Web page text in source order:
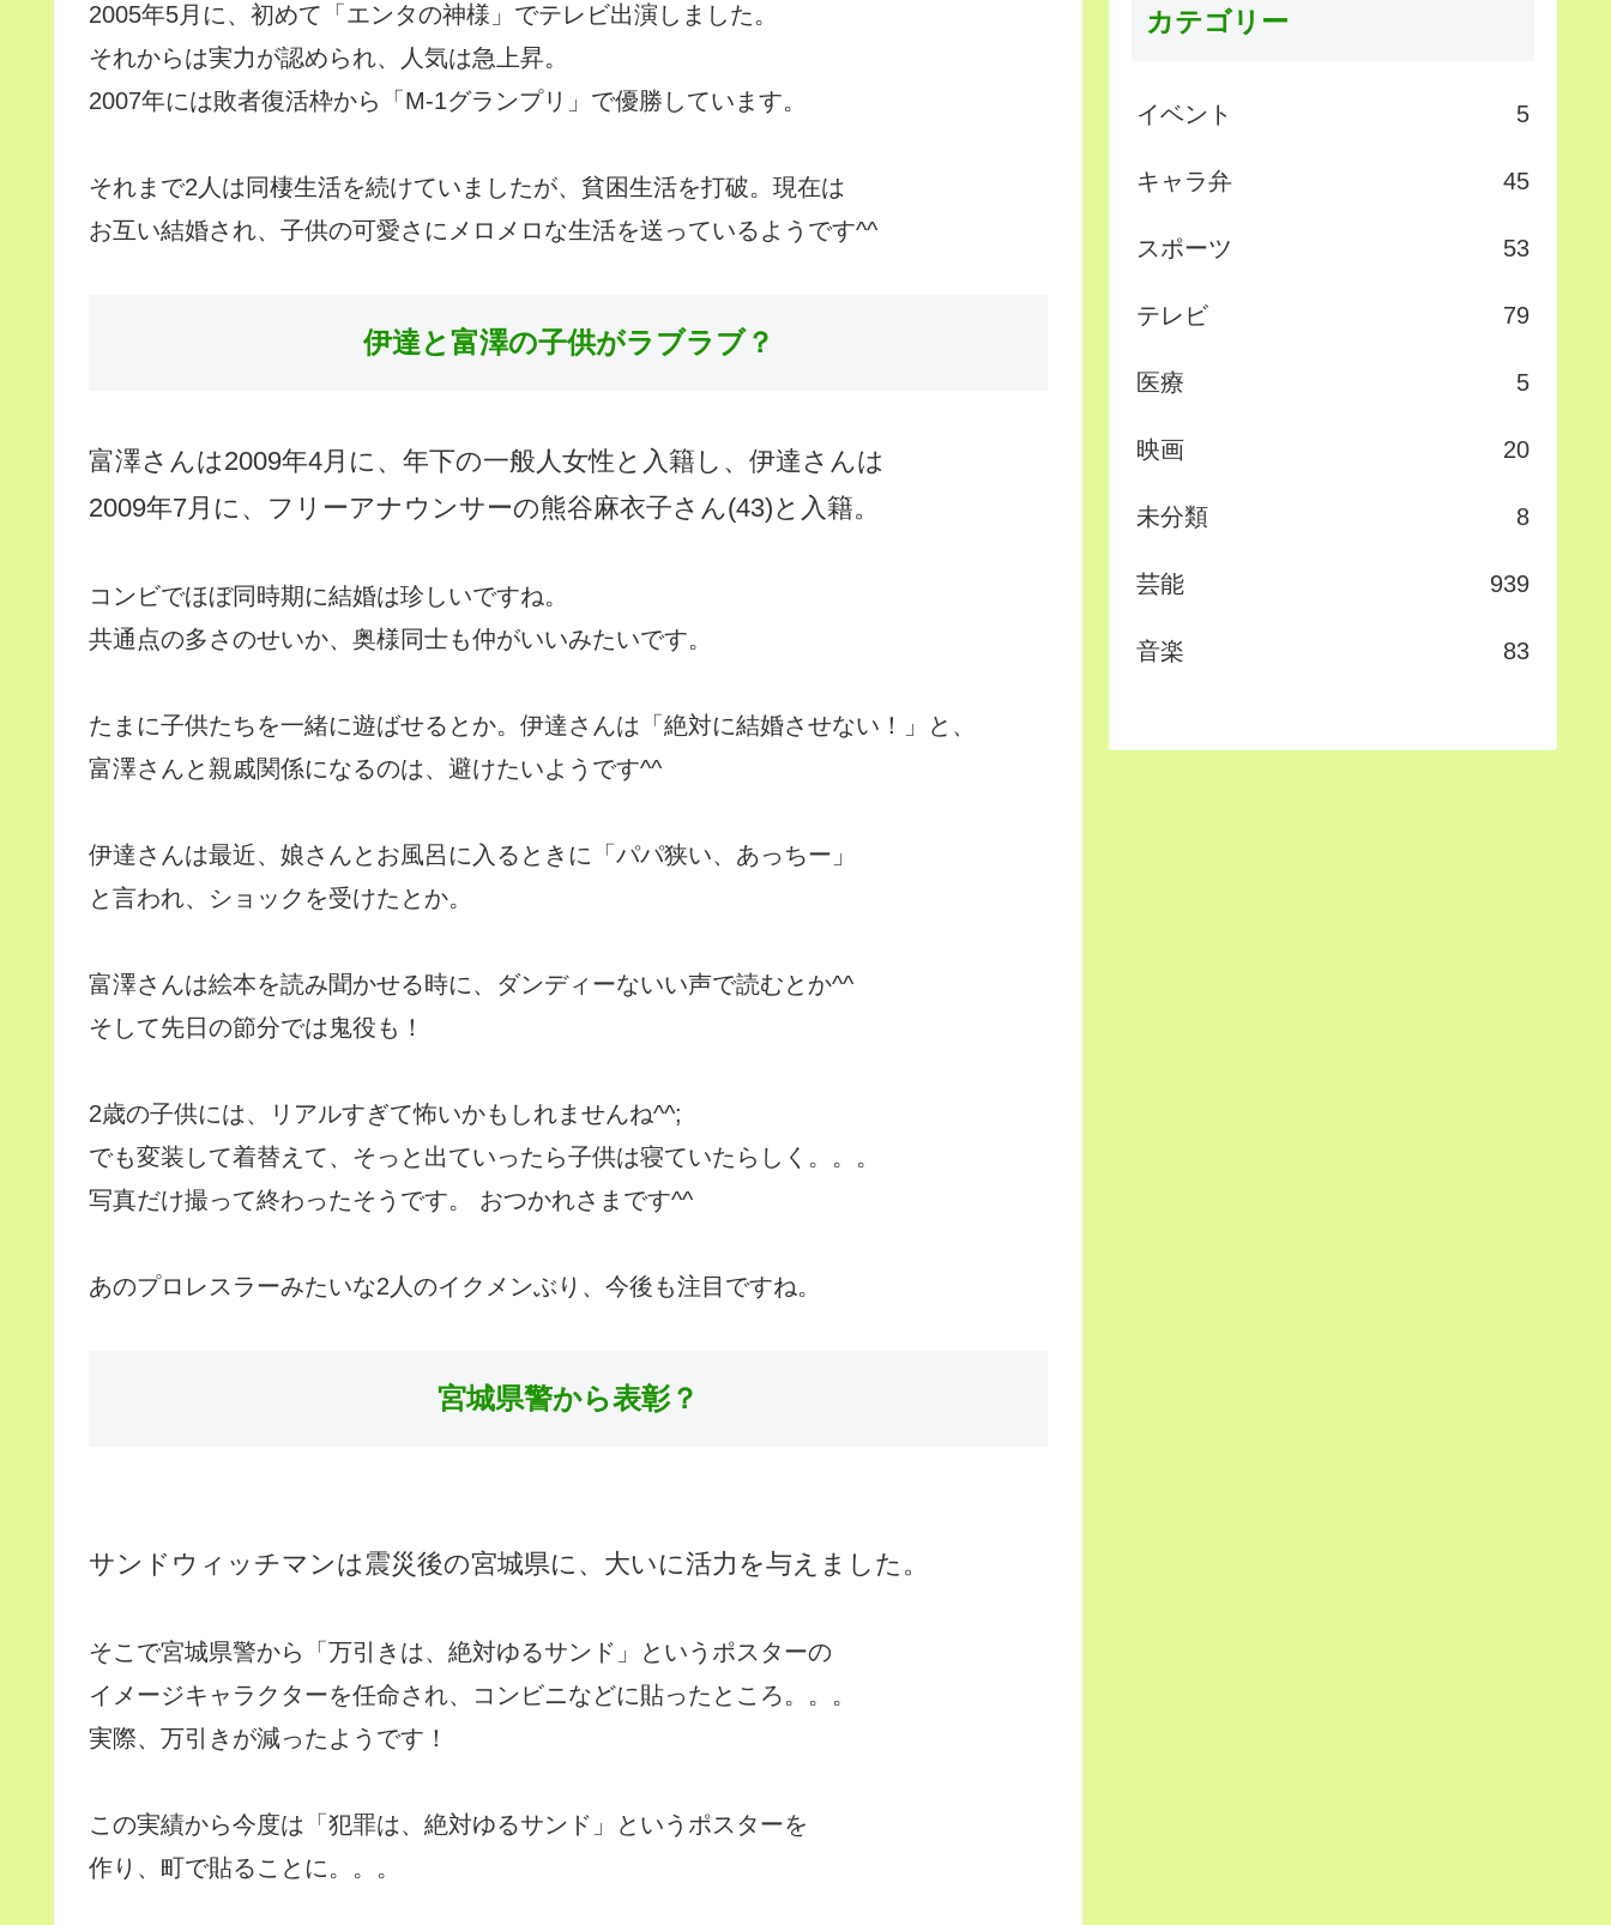
2005年5月に、初めて「エンタの神様」でテレビ出演しました。
それからは実力が認められ、人気は急上昇。
2007年には敗者復活枠から「M-1グランプリ」で優勝しています。
それまで2人は同棲生活を続けていましたが、貧困生活を打破。現在は
お互い結婚され、子供の可愛さにメロメロな生活を送っているようです^^
伊達と富澤の子供がラブラブ？
富澤さんは2009年4月に、年下の一般人女性と入籍し、伊達さんは
2009年7月に、フリーアナウンサーの熊谷麻衣子さん(43)と入籍。
コンビでほぼ同時期に結婚は珍しいですね。
共通点の多さのせいか、奥様同士も仲がいいみたいです。
たまに子供たちを一緒に遊ばせるとか。伊達さんは「絶対に結婚させない！」と、
富澤さんと親戚関係になるのは、避けたいようです^^
伊達さんは最近、娘さんとお風呂に入るときに「パパ狭い、あっちー」
と言われ、ショックを受けたとか。
富澤さんは絵本を読み聞かせる時に、ダンディーないい声で読むとか^^
そして先日の節分では鬼役も！
2歳の子供には、リアルすぎて怖いかもしれませんね^^;
でも変装して着替えて、そっと出ていったら子供は寝ていたらしく。。。
写真だけ撮って終わったそうです。 おつかれさまです^^
あのプロレスラーみたいな2人のイクメンぶり、今後も注目ですね。
宮城県警から表彰？
サンドウィッチマンは震災後の宮城県に、大いに活力を与えました。
そこで宮城県警から「万引きは、絶対ゆるサンド」というポスターの
イメージキャラクターを任命され、コンビニなどに貼ったところ。。。
実際、万引きが減ったようです！
この実績から今度は「犯罪は、絶対ゆるサンド」というポスターを
作り、町で貼ることに。。。
カテゴリー
イベント 5
キャラ弁 45
スポーツ 53
テレビ 79
医療 5
映画 20
未分類 8
芸能 939
音楽 83